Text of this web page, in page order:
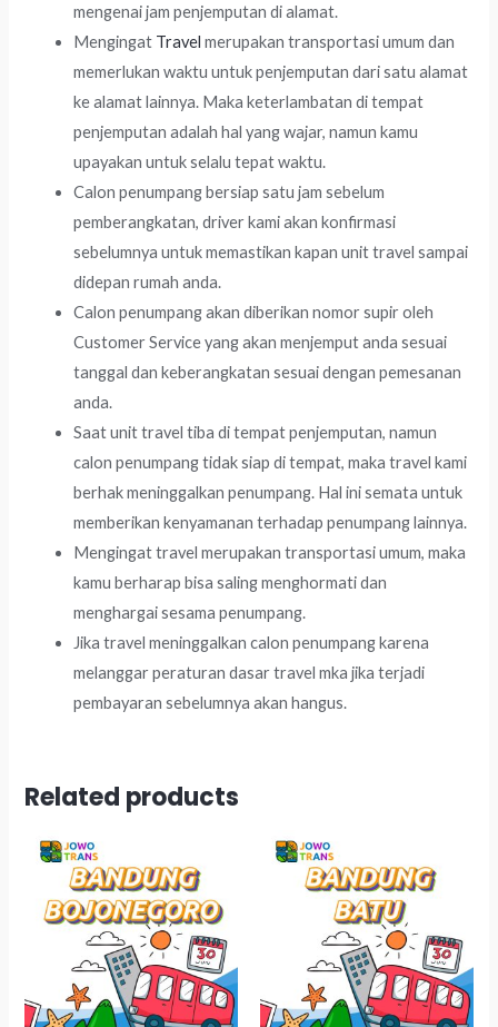
mengenai jam penjemputan di alamat.
Mengingat Travel merupakan transportasi umum dan
memerlukan waktu untuk penjemputan dari satu alamat
ke alamat lainnya. Maka keterlambatan di tempat
penjemputan adalah hal yang wajar, namun kamu
upayakan untuk selalu tepat waktu.
Calon penumpang bersiap satu jam sebelum
pemberangkatan, driver kami akan konfirmasi
sebelumnya untuk memastikan kapan unit travel sampai
didepan rumah anda.
Calon penumpang akan diberikan nomor supir oleh
Customer Service yang akan menjemput anda sesuai
tanggal dan keberangkatan sesuai dengan pemesanan
anda.
Saat unit travel tiba di tempat penjemputan, namun
calon penumpang tidak siap di tempat, maka travel kami
berhak meninggalkan penumpang. Hal ini semata untuk
memberikan kenyamanan terhadap penumpang lainnya.
Mengingat travel merupakan transportasi umum, maka
kamu berharap bisa saling menghormati dan
menghargai sesama penumpang.
Jika travel meninggalkan calon penumpang karena
melanggar peraturan dasar travel mka jika terjadi
pembayaran sebelumnya akan hangus.
Related products